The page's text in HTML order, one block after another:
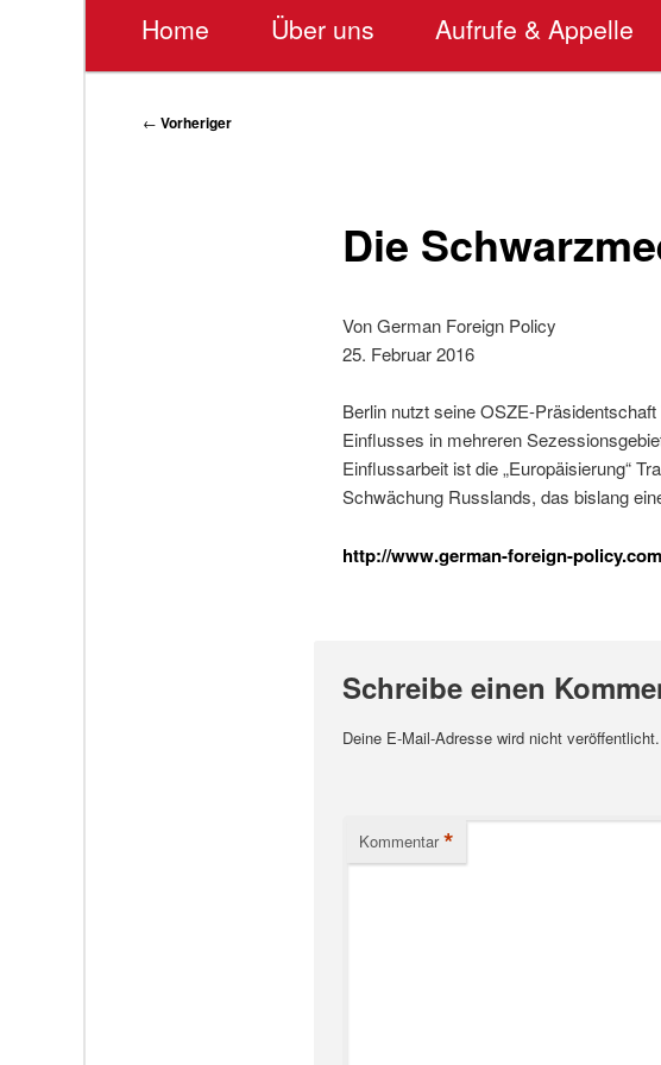
Home Über uns Aufrufe & Appelle
Beitragsnavigation
← Vorheriger
Die
Von German Foreign Policy
25. Februar 2016
Berlin nutzt seine OSZE-
Einflusses in mehreren
Einflussarbeit ist die „Europäisierung“
Schwächung Russlands, das bislang
http://www.german-foreign-
Schreibe einen
Deine E-Mail-Adresse wird nicht veröffentlicht.
Kommentar *